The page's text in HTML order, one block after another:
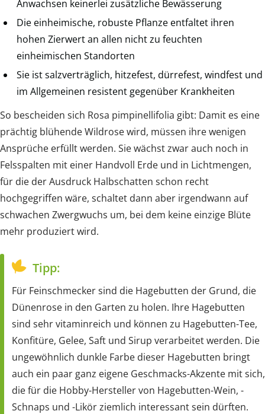
Anwachsen keinerlei zusätzliche Bewässerung
Die einheimische, robuste Pflanze entfaltet ihren
hohen Zierwert an allen nicht zu feuchten
einheimischen Standorten
Sie ist salzverträglich, hitzefest, dürrefest, windfest und
im Allgemeinen resistent gegenüber Krankheiten
So bescheiden sich Rosa pimpinellifolia gibt: Damit es eine
prächtig blühende Wildrose wird, müssen ihre wenigen
Ansprüche erfüllt werden. Sie wächst zwar auch noch in
Felsspalten mit einer Handvoll Erde und in Lichtmengen,
für die der Ausdruck Halbschatten schon recht
hochgegriffen wäre, schaltet dann aber irgendwann auf
schwachen Zwergwuchs um, bei dem keine einzige Blüte
mehr produziert wird.
Tipp:
Für Feinschmecker sind die Hagebutten der Grund, die
Dünenrose in den Garten zu holen. Ihre Hagebutten
sind sehr vitaminreich und können zu Hagebutten-Tee,
Konfitüre, Gelee, Saft und Sirup verarbeitet werden. Die
ungewöhnlich dunkle Farbe dieser Hagebutten bringt
auch ein paar ganz eigene Geschmacks-Akzente mit sich,
die für die Hobby-Hersteller von Hagebutten-Wein, -
Schnaps und -Likör ziemlich interessant sein dürften.